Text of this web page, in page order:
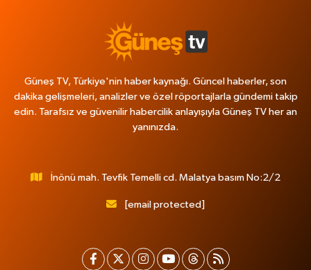
Güneş TV, Türkiye'nin haber kaynağı. Güncel haberler, son
dakika gelişmeleri, analizler ve özel röportajlarla gündemi takip
edin. Tarafsız ve güvenilir habercilik anlayışıyla Güneş TV her an
yanınızda.
İnönü mah. Tevfik Temelli cd. Malatya basım No:2/2
[email protected]